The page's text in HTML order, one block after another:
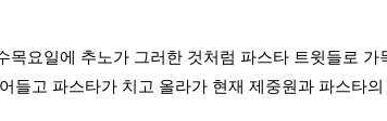
목요일에 추노가 그러한 것처럼 파스타 트윗들로
들고 파스타가 치고 올라가 현재 제중원과 파스타